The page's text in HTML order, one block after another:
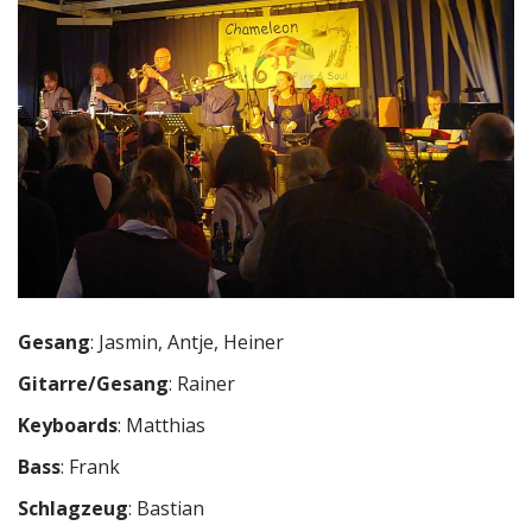
Gesang: Jasmin, Antje, Heiner
Gitarre/Gesang: Rainer
Keyboards: Matthias
Bass: Frank
Schlagzeug: Bastian